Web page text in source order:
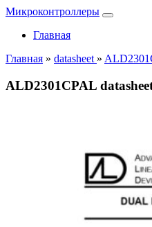
Микроконтроллеры
Главная
Главная » datasheet »
ALD2301CPAL